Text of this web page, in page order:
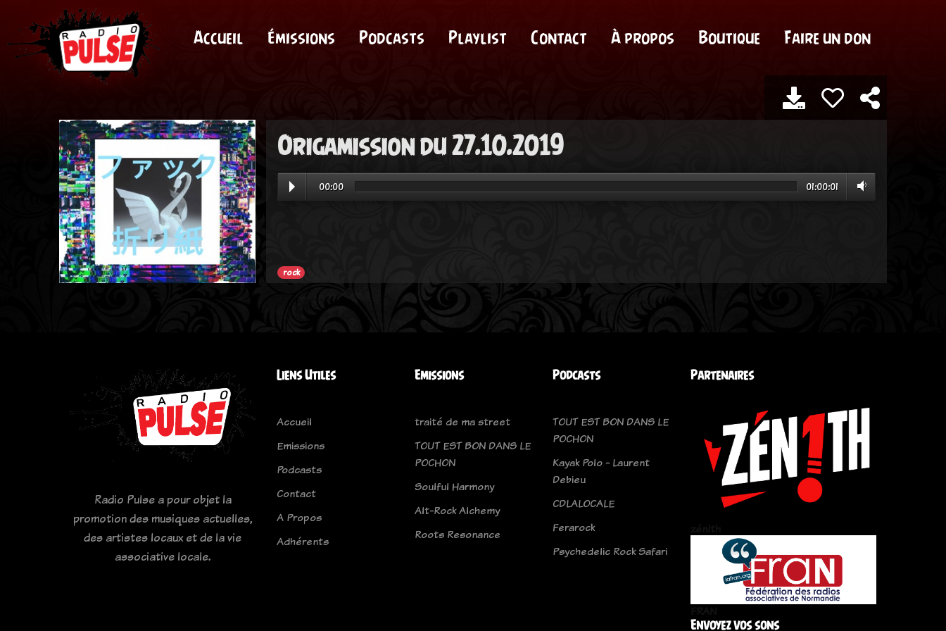
Accueil Émissions Podcasts Playlist Contact À propos Boutique Faire un don
Origamission du 27.10.2019
00:00 01:00:01
rock
Radio Pulse a pour objet la
promotion des musiques actuelles,
des artistes locaux et de la vie
associative locale.
Liens Utiles
Accueil
Emissions
Podcasts
Contact
A Propos
Adhérents
Emissions
traité de ma street
TOUT EST BON DANS LE
POCHON
Soulful Harmony
Alt-Rock Alchemy
Roots Resonance
Podcasts
TOUT EST BON DANS LE
POCHON
Kayak Polo - Laurent
Debieu
CDLALOCALE
Ferarock
Psychedelic Rock Safari
Partenaires
Envoyez vos sons